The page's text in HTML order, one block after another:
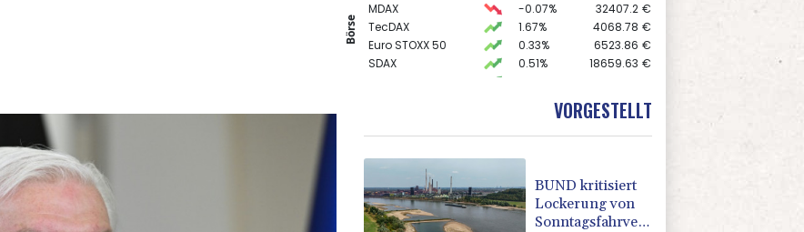
Börse
MDAX -0.07% 32407.2 €
TecDAX
1.67% 4068.78 €
Euro STOXX 50
0.33% 6523.86 €
SDAX
0.51% 18659.63 €
4399.7 $
1.1562 $
VORGESTELLT
BUND kritisiert
Lockerung von
Sonntagsfahrverbot